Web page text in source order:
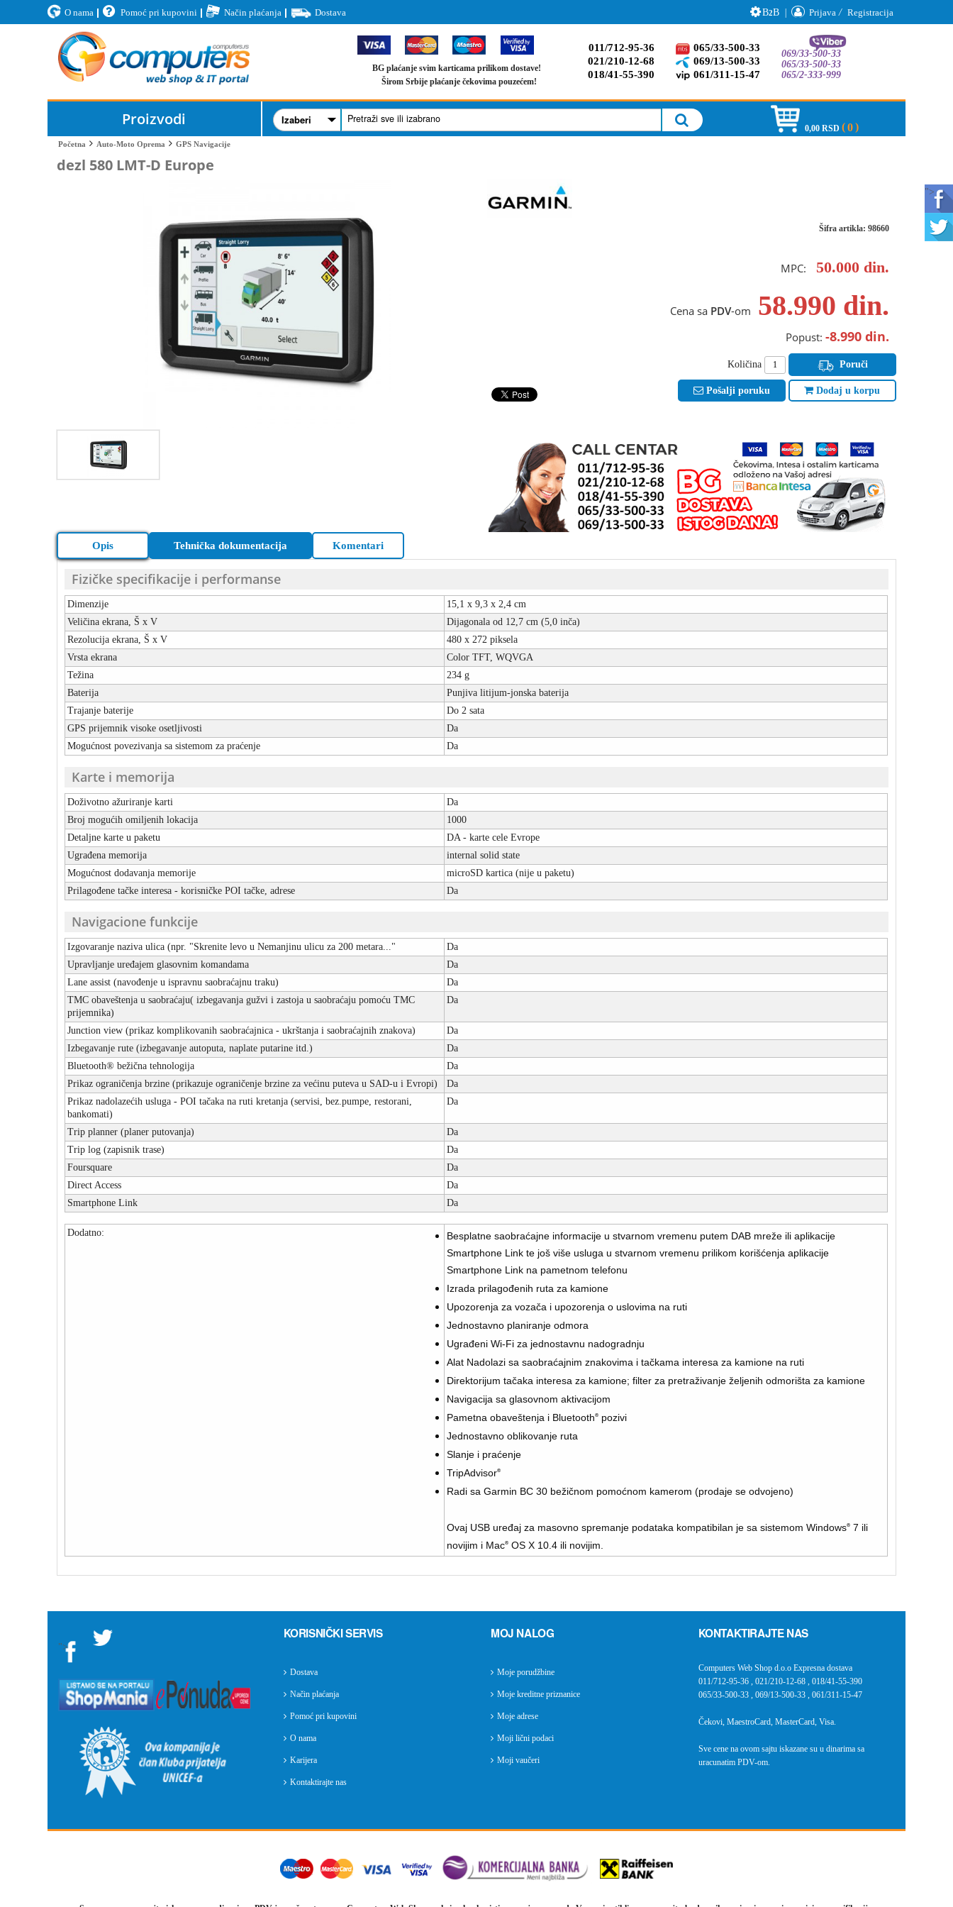
">
O nama Pomoć pri kupovini Način plaćanja Dostava B2B | Prijava / Registracija
BG plaćanje svim karticama prilikom dostave!
Širom Srbije plaćanje čekovima pouzećem!
011/712-95-36
021/210-12-68
018/41-55-390
065/33-500-33
069/13-500-33
061/311-15-47
069/33-500-33
065/33-500-33
065/2-333-999
Proizvodi 0,00 RSD 0
Početna Auto-Moto Oprema GPS Navigacije
dezl 580 LMT-D Europe
Šifra artikla: 98660
MPC: 50.000 din.
Cena sa PDV-om 58.990 din.
Popust: -8.990 din.
Količina Poruči
Pošalji poruku Dodaj u korpu
Opis Tehnička dokumentacija Komentari
Fizičke specifikacije i performanse
Dimenzije
15,1 x 9,3 x 2,4 cm
Veličina ekrana, Š x V
Dijagonala od 12,7 cm (5,0 inča)
Rezolucija ekrana, Š x V
480 x 272 piksela
Vrsta ekrana
Color TFT, WQVGA
Težina
234 g
Baterija
Punjiva litijum-jonska baterija
Trajanje baterije
Do 2 sata
GPS prijemnik visoke osetljivosti
Da
Mogućnost povezivanja sa sistemom za praćenje
Da
Karte i memorija
Doživotno ažuriranje karti
Da
Broj mogućih omiljenih lokacija
1000
Detaljne karte u paketu
DA - karte cele Evrope
Ugrađena memorija
internal solid state
Mogućnost dodavanja memorije
microSD kartica (nije u paketu)
Prilagođene tačke interesa - korisničke POI tačke, adrese
Da
Navigacione funkcije
Izgovaranje naziva ulica (npr. "Skrenite levo u Nemanjinu ulicu za 200 metara..."
Da
Upravljanje uređajem glasovnim komandama
Da
Lane assist (navođenje u ispravnu saobraćajnu traku)
Da
TMC obaveštenja u saobraćaju( izbegavanja gužvi i zastoja u saobraćaju pomoću TMC
prijemnika)
Da
Junction view (prikaz komplikovanih saobraćajnica - ukrštanja i saobraćajnih znakova)
Da
Izbegavanje rute (izbegavanje autoputa, naplate putarine itd.)
Da
Bluetooth® bežična tehnologija
Da
Prikaz ograničenja brzine (prikazuje ograničenje brzine za većinu puteva u SAD-u i Evropi)
Da
Prikaz nadolazećih usluga - POI tačaka na ruti kretanja (servisi, bez.pumpe, restorani,
bankomati)
Da
Trip planner (planer putovanja)
Da
Trip log (zapisnik trase)
Da
Foursquare
Da
Direct Access
Da
Smartphone Link
Da
Dodatno:
Besplatne saobraćajne informacije u stvarnom vremenu putem DAB mreže ili aplikacije
Smartphone Link te još više usluga u stvarnom vremenu prilikom korišćenja aplikacije
Smartphone Link na pametnom telefonu
Izrada prilagođenih ruta za kamione
Upozorenja za vozača i upozorenja o uslovima na ruti
Jednostavno planiranje odmora
Ugrađeni Wi-Fi za jednostavnu nadogradnju
Alat Nadolazi sa saobraćajnim znakovima i tačkama interesa za kamione na ruti
Direktorijum tačaka interesa za kamione; filter za pretraživanje željenih odmorišta za kamione
Navigacija sa glasovnom aktivacijom
Pametna obaveštenja i Bluetooth® pozivi
Jednostavno oblikovanje ruta
Slanje i praćenje
TripAdvisor®
Radi sa Garmin BC 30 bežičnom pomoćnom kamerom (prodaje se odvojeno)
Ovaj USB uređaj za masovno spremanje podataka kompatibilan je sa sistemom Windows® 7 ili
novijim i Mac® OS X 10.4 ili novijim.
">
KORISNIČKI SERVIS
Dostava
Način plaćanja
Pomoć pri kupovini
O nama
Karijera
Kontaktirajte nas
MOJ NALOG
Moje porudžbine
Moje kreditne priznanice
Moje adrese
Moji lični podaci
Moji vaučeri
KONTAKTIRAJTE NAS
Computers Web Shop d.o.o Expresna dostava
011/712-95-36, 021/210-12-68, 018/41-55-390
065/33-500-33, 069/13-500-33, 061/311-15-47
Čekovi, MaestroCard, MasterCard, Visa.
Sve cene na ovom sajtu iskazane su u dinarima sa
uracunatim PDV-om.